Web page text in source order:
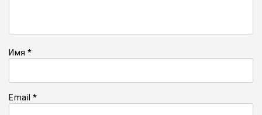
Имя *
Email *